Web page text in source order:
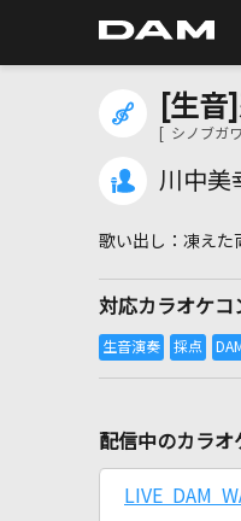
[生音
[ シノブガ
川中美
凍えた
対応カラオケコ
配信中のカラオ
LIVE DAM